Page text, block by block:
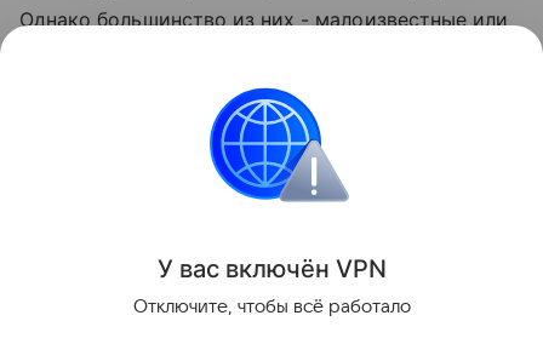
Однако большинство из них - малоизвестные или
значительного влияния на статистику.
Ранее "РГ" рассказывала о самых ликвидных
автобрендах и моделях в Китае.
Поделиться
У вас включён VPN
Отключите, чтобы всё работало